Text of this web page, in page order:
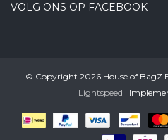
VOLG ONS OP FACEBOOK
© Copyright 2026 House of BagZ
Lightspeed |